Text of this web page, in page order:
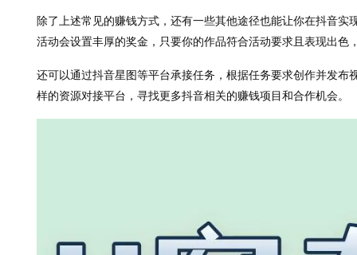
除了上述常见的赚钱方式，还有一些其他途径也能让你在抖音
活动会设置丰厚的奖金，只要你的作品符合活动要求且表现出色
还可以通过抖音星图等平台承接任务，根据任务要求创作并发布
样的资源对接平台，寻找更多抖音相关的赚钱项目和合作机会。